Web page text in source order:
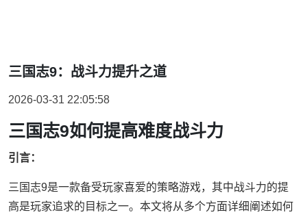
三国志9：战斗力提升之道
2026-03-31 22:05:58
三国志9如何提高难度战斗力
引言：
三国志9是一款备受玩家喜爱的策略游戏，其中战斗力的提
高是玩家追求的目标之一。本文将从多个方面详细阐述如何